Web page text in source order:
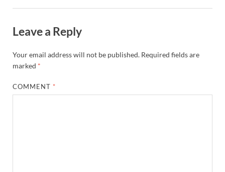
Leave a Reply
Your email address will not be published. Required fields are
marked *
COMMENT *